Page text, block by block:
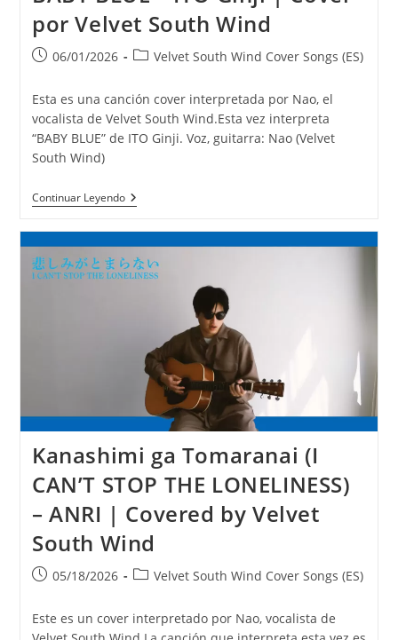
por Velvet South Wind
Publicación
la
entrada:
06/01/2026
Categoría
la
entrada:
Velvet South Wind Cover Songs (ES)
Esta es una canción cover interpretada por Nao, el
vocalista de Velvet South Wind.Esta vez interpreta
“BABY BLUE” de ITO Ginji. Voz, guitarra: Nao (Velvet
South Wind)
Continuar LeyendoBABY
BLUE
Ginji
|
Cover
Kanashimi ga Tomaranai (I
CAN’T STOP THE LONELINESS)
– ANRI | Covered by Velvet
South Wind
Publicación
la
entrada:
05/18/2026
Categoría
la
entrada:
Velvet South Wind Cover Songs (ES)
Este es un cover interpretado por Nao, vocalista de